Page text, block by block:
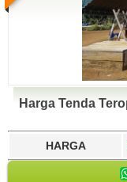
Harga Tenda
HARGA